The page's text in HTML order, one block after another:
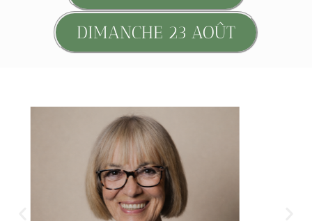
DIMANCHE 23 AOÛT